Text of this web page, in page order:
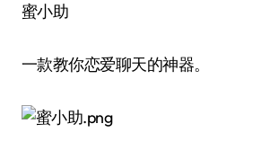
蜜小助
一款教你恋爱聊天的神器。